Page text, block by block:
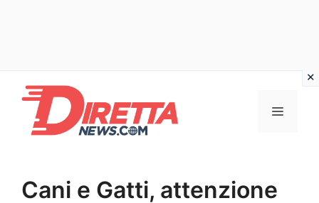
contenuto
Menu
Cani e Gatti, attenzione